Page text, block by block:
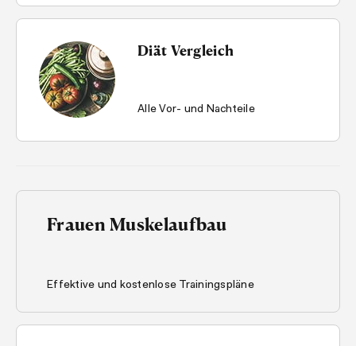
Diät Vergleich
Alle Vor- und Nachteile
Frauen Muskelaufbau
Effektive und kostenlose Trainingspläne